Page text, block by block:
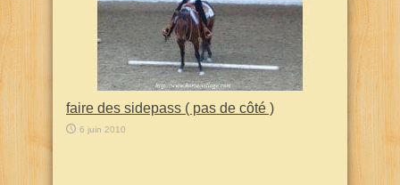
faire des sidepass ( pas de côté )
6 juin 2010